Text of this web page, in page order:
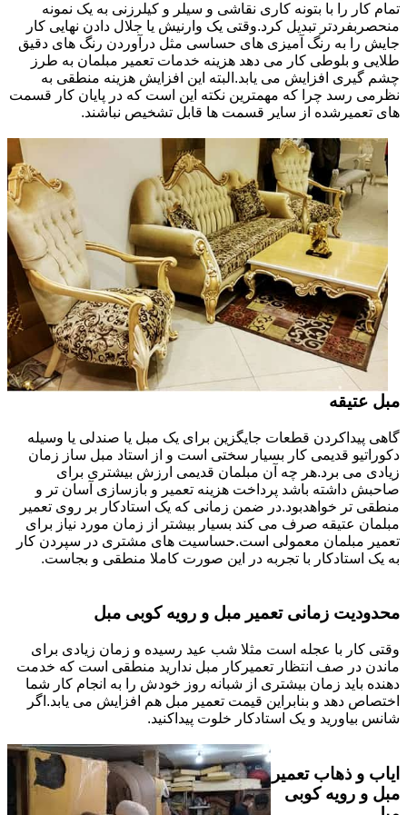
تمام کار را با بتونه کاری نقاشی و سیلر و کیلرزنی به یک نمونه
منحصربفردتر تبدیل کرد.وقتی یک وارنیش یا جلال دادن نهایی کار
جایش را به رنگ آمیزی های حساسی مثل درآوردن رنگ های دقیق
طلایی و بلوطی کار می دهد هزینه خدمات تعمیر مبلمان به طرز
چشم گیری افزایش می یابد.البته این افزایش هزینه منطقی به
نظرمی رسد چرا که مهمترین نکته این است که در پایان کار قسمت
های تعمیرشده از سایر قسمت ها قابل تشخیص نباشند.
مبل عتیقه
گاهی پیداکردن قطعات جایگزین برای یک مبل یا صندلی یا وسیله
دکوراتیو قدیمی کار بسیار سختی است و از استاد مبل ساز زمان
زیادی می برد.هر چه آن مبلمان قدیمی ارزش بیشتری برای
صاحبش داشته باشد پرداخت هزینه تعمیر و بازسازی آسان تر و
منطقی تر خواهدبود.در ضمن زمانی که یک استادکار بر روی تعمیر
مبلمان عتیقه صرف می کند بسیار بیشتر از زمان مورد نیاز برای
تعمیر مبلمان معمولی است.حساسیت های مشتری در سپردن کار
به یک استادکار با تجربه در این صورت کاملا منطقی و بجاست.
محدودیت زمانی تعمیر مبل و رویه کوبی مبل
وقتی کار با عجله است مثلا شب عید رسیده و زمان زیادی برای
ماندن در صف انتظار تعمیرکار مبل ندارید منطقی است که خدمت
دهنده باید زمان بیشتری از شبانه روز خودش را به انجام کار شما
اختصاص دهد و بنابراین قیمت تعمیر مبل هم افزایش می یابد.اگر
شانس بیاورید و یک استادکار خلوت پیداکنید.
ایاب و ذهاب تعمیر
مبل و رویه کوبی